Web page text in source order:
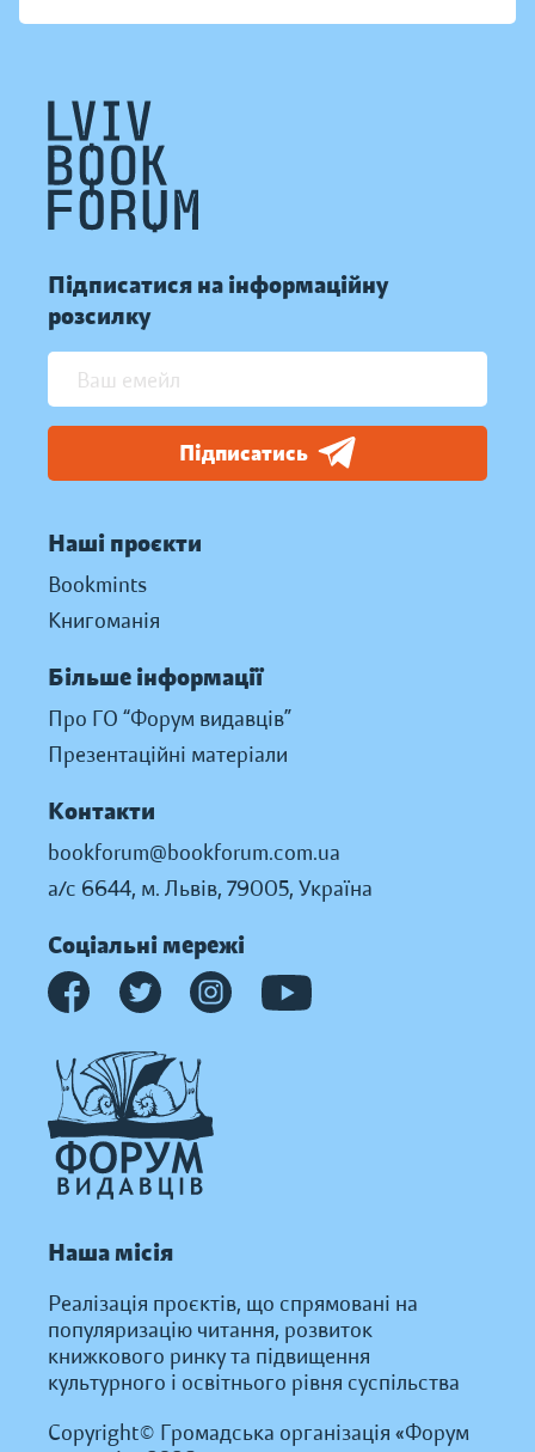
Підписатися на інформаційну
розсилку
Підписатись
Наші проєкти
Bookmints
Книгоманія
Більше інформації
Про ГО “Форум видавців”
Презентаційні матеріали
Контакти
bookforum@bookforum.com.ua
а/с 6644, м. Львів, 79005, Україна
Соціальні мережі
Наша місія
Реалізація проєктів, що спрямовані на
популяризацію читання, розвиток
книжкового ринку та підвищення
культурного і освітнього рівня суспільства
Copyright© Громадська організація «Форум